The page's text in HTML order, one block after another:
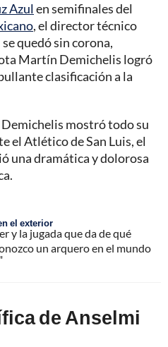
Azulen semifinales del
, el director técnico
quedó sin corona,
Martín Demichelis logró
clasificación a la
mostró todo su
el Atlético de San Luis, el
una dramática y dolorosa
el exterior
y la jugada que da de qué
un arquero en el mundo
de Anselmi